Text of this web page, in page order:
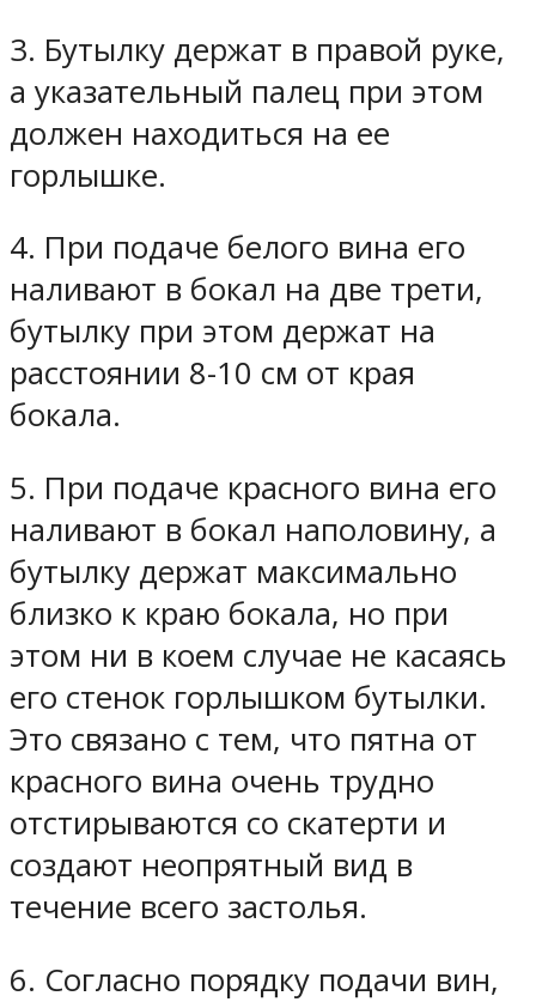
3. Бутылку держат в правой руке,
а указательный палец при этом
должен находиться на ее
горлышке.
4. При подаче белого вина его
наливают в бокал на две трети,
бутылку при этом держат на
расстоянии 8-10 см от края
бокала.
5. При подаче красного вина его
наливают в бокал наполовину, а
бутылку держат максимально
близко к краю бокала, но при
этом ни в коем случае не касаясь
его стенок горлышком бутылки.
Это связано с тем, что пятна от
красного вина очень трудно
отстирываются со скатерти и
создают неопрятный вид в
течение всего застолья.
6. Согласно порядку подачи вин,